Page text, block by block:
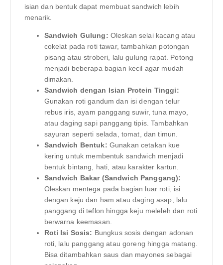
isian dan bentuk dapat membuat sandwich lebih
menarik.
Sandwich Gulung: Oleskan selai kacang atau
cokelat pada roti tawar, tambahkan potongan
pisang atau stroberi, lalu gulung rapat. Potong
menjadi beberapa bagian kecil agar mudah
dimakan.
Sandwich dengan Isian Protein Tinggi:
Gunakan roti gandum dan isi dengan telur
rebus iris, ayam panggang suwir, tuna mayo,
atau daging sapi panggang tipis. Tambahkan
sayuran seperti selada, tomat, dan timun.
Sandwich Bentuk: Gunakan cetakan kue
kering untuk membentuk sandwich menjadi
bentuk bintang, hati, atau karakter kartun.
Sandwich Bakar (Sandwich Panggang):
Oleskan mentega pada bagian luar roti, isi
dengan keju dan ham atau daging asap, lalu
panggang di teflon hingga keju meleleh dan roti
berwarna keemasan.
Roti Isi Sosis: Bungkus sosis dengan adonan
roti, lalu panggang atau goreng hingga matang.
Bisa ditambahkan saus dan mayones sebagai